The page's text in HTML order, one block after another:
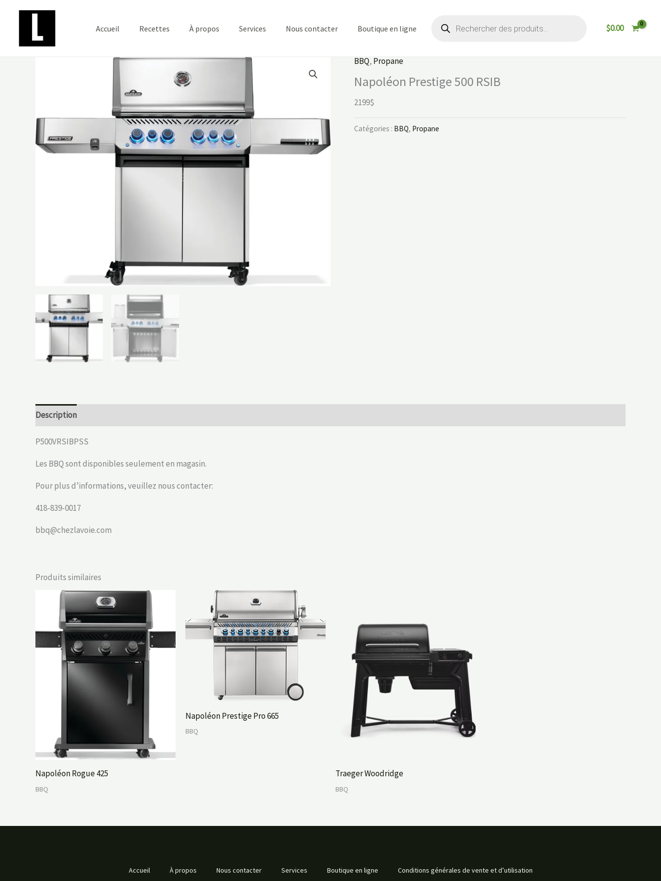
Accueil Recettes À propos Services Nous contacter Boutique en ligne produits $0.00
BBQ, Propane
Napoléon Prestige 500 RSIB
2199$
Catégories : BBQ, Propane
Description
P500VRSIBPSS
Les BBQ sont disponibles seulement en magasin.
Pour plus d’informations, veuillez nous contacter:
418-839-0017
bbq@chezlavoie.com
Produits similaires
Napoléon Rogue 425
BBQ
Napoléon Prestige Pro 665
BBQ
Traeger Woodridge
BBQ
Accueil À propos Nous contacter Services Boutique en ligne Conditions générales de vente et d’utilisation